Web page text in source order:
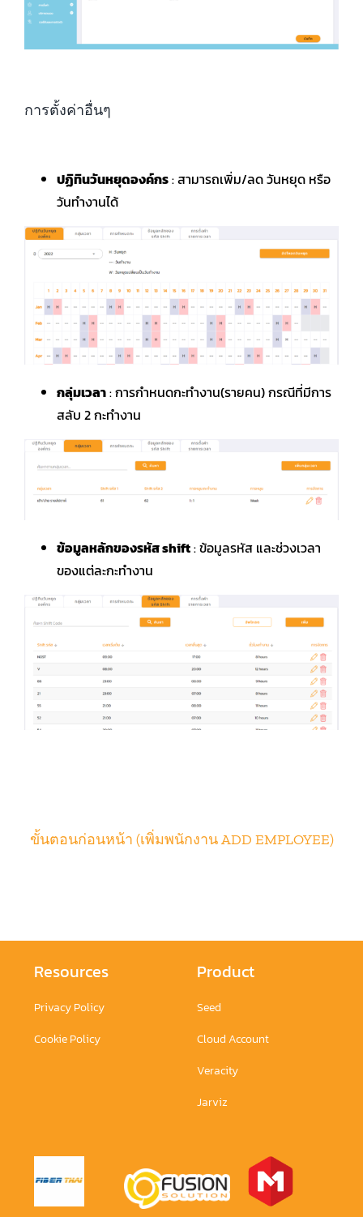
การตั้งค่าอื่นๆ
ปฏิทินวันหยุดองค์กร: สามารถเพิ่ม/ลด วันหยุด หรือ
วันทำงานได้
กลุ่มเวลา: การกำหนดกะทำงาน(รายคน) กรณีที่มีการ
สลับ 2 กะทำงาน
ข้อมูลหลักของรหัสshift: ข้อมูลรหัส และช่วงเวลา
ของแต่ละกะทำงาน
ขั้นตอนก่อนหน้า (เพิ่มพนักงานADD EMPLOYEE)
Resources
Privacy Policy
Cookie Policy
Product
Seed
Cloud Account
Veracity
Jarviz